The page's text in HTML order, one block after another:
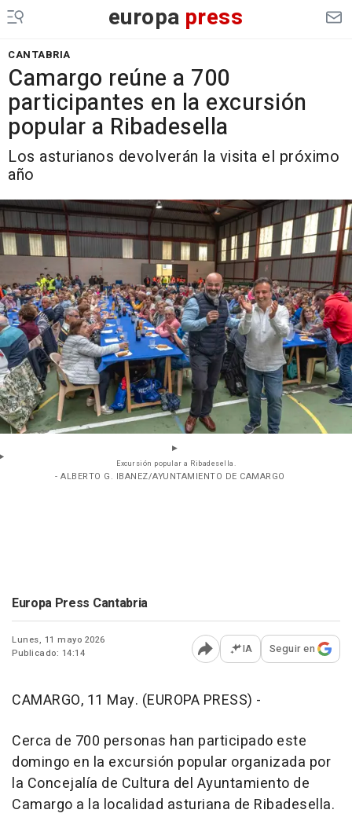
europa press
CANTABRIA
Camargo reúne a 700
participantes en la excursión
popular a Ribadesella
Los asturianos devolverán la visita el próximo
año
Excursión popular a Ribadesella.
- ALBERTO G. IBANEZ/AYUNTAMIENTO DE CAMARGO
Europa Press Cantabria
Lunes, 11 mayo 2026
Publicado: 14:14
Abrir opciones para
IA Seguir en
CAMARGO, 11 May. (EUROPA PRESS) -
Cerca de 700 personas han participado este
domingo en la excursión popular organizada por
la Concejalía de Cultura del Ayuntamiento de
Camargo a la localidad asturiana de Ribadesella.